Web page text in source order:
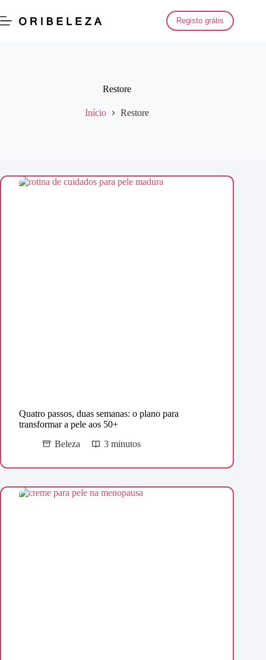
para
o
Registo grátis
Restore
Início Restore
Quatro passos, duas semanas: o plano para
transformar a pele aos 50+
Beleza
3 minutos